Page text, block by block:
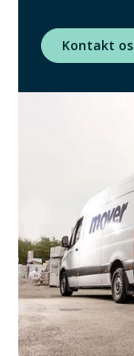
Kontakt os